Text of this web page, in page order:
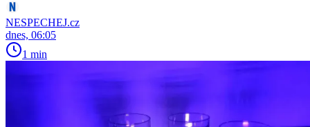
NESPECHEJ.cz
dnes, 06:05
1 min